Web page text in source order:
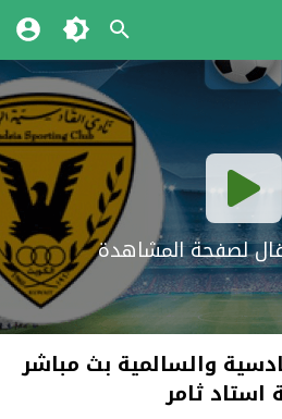
لصفحة المشاهدة
والسالمية بث مباشر